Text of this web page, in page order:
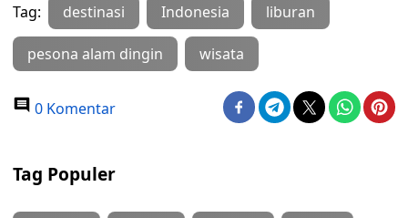
Tag: destinasi Indonesia liburan
pesona alam dingin wisata
0 Komentar
Tag Populer